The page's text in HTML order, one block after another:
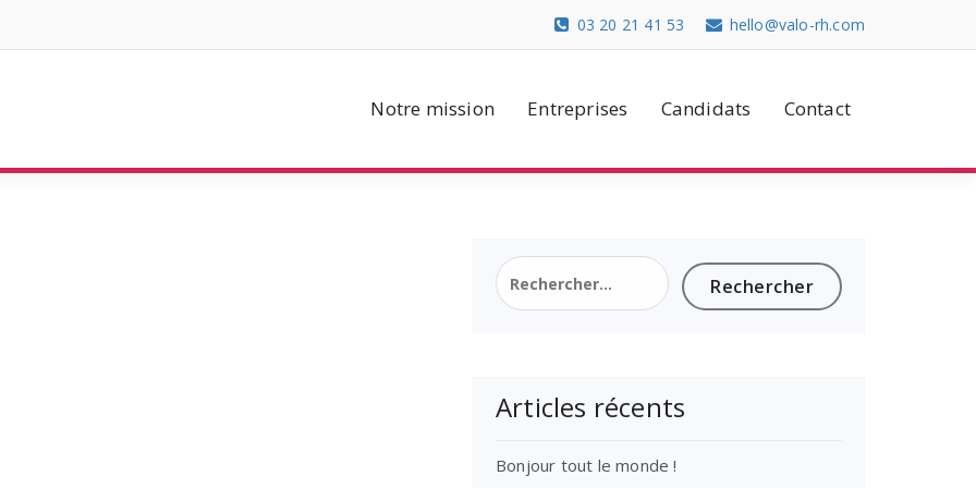
hello@valo-rh.com
03 20 21 41 53
Notre mission Entreprises Candidats Contact
Rechercher :
Articles récents
Bonjour tout le monde !